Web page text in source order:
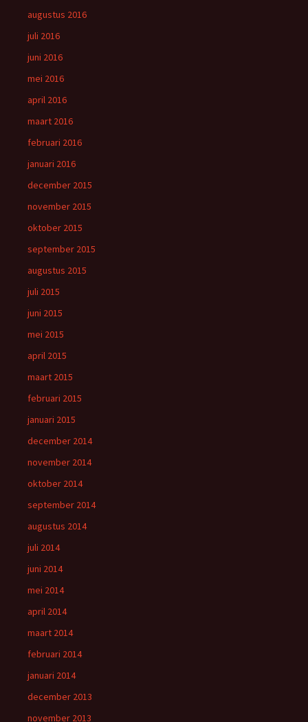
augustus 2016
juli 2016
juni 2016
mei 2016
april 2016
maart 2016
februari 2016
januari 2016
december 2015
november 2015
oktober 2015
september 2015
augustus 2015
juli 2015
juni 2015
mei 2015
april 2015
maart 2015
februari 2015
januari 2015
december 2014
november 2014
oktober 2014
september 2014
augustus 2014
juli 2014
juni 2014
mei 2014
april 2014
maart 2014
februari 2014
januari 2014
december 2013
november 2013